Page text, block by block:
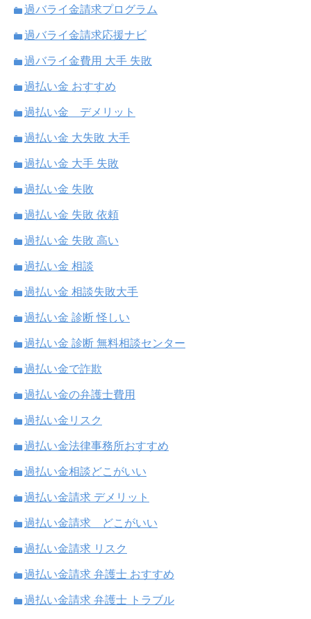
過バライ金請求プログラム
過バライ金請求応援ナビ
過バライ金費用 大手 失敗
過払い金 おすすめ
過払い金 デメリット
過払い金 大失敗 大手
過払い金 大手 失敗
過払い金 失敗
過払い金 失敗 依頼
過払い金 失敗 高い
過払い金 相談
過払い金 相談失敗大手
過払い金 診断 怪しい
過払い金 診断 無料相談センター
過払い金で詐欺
過払い金の弁護士費用
過払い金リスク
過払い金法律事務所おすすめ
過払い金相談どこがいい
過払い金請求 デメリット
過払い金請求 どこがいい
過払い金請求 リスク
過払い金請求 弁護士 おすすめ
過払い金請求 弁護士 トラブル